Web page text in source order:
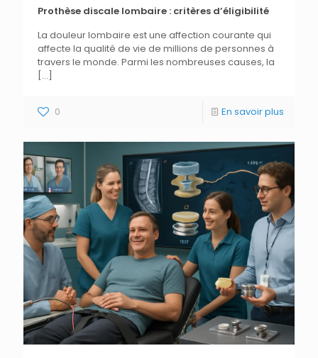
Prothèse discale lombaire : critères d’éligibilité
La douleur lombaire est une affection courante qui
affecte la qualité de vie de millions de personnes à
travers le monde. Parmi les nombreuses causes, la
[…]
0 En savoir plus